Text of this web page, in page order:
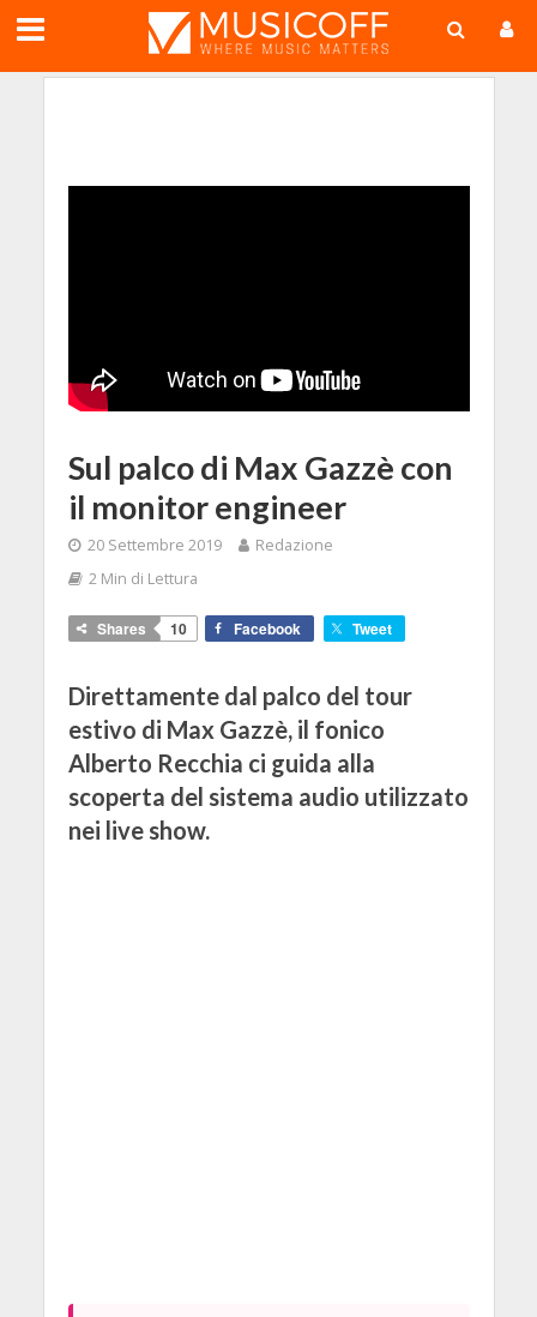
Sul palco di Max Gazzè con
il monitor engineer
20 Settembre 2019
Redazione
2 Min di Lettura
Shares 10 Facebook Tweet
Direttamente dal palco del tour
estivo di Max Gazzè, il fonico
Alberto Recchia ci guida alla
scoperta del sistema audio utilizzato
nei live show.